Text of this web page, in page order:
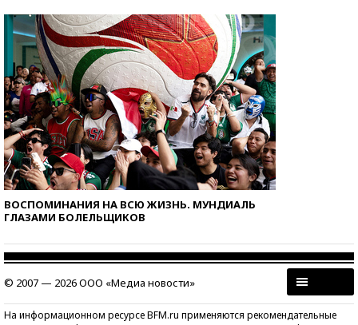
ВОСПОМИНАНИЯ НА ВСЮ ЖИЗНЬ. МУНДИАЛЬ
ГЛАЗАМИ БОЛЕЛЬЩИКОВ
© 2007 — 2026 ООО «Медиа новости»
На информационном ресурсе BFM.ru применяются рекомендательные